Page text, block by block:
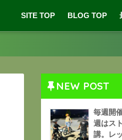
SITE TOP BLOG TOP
NEW POST
毎週開
週はス
講。レ